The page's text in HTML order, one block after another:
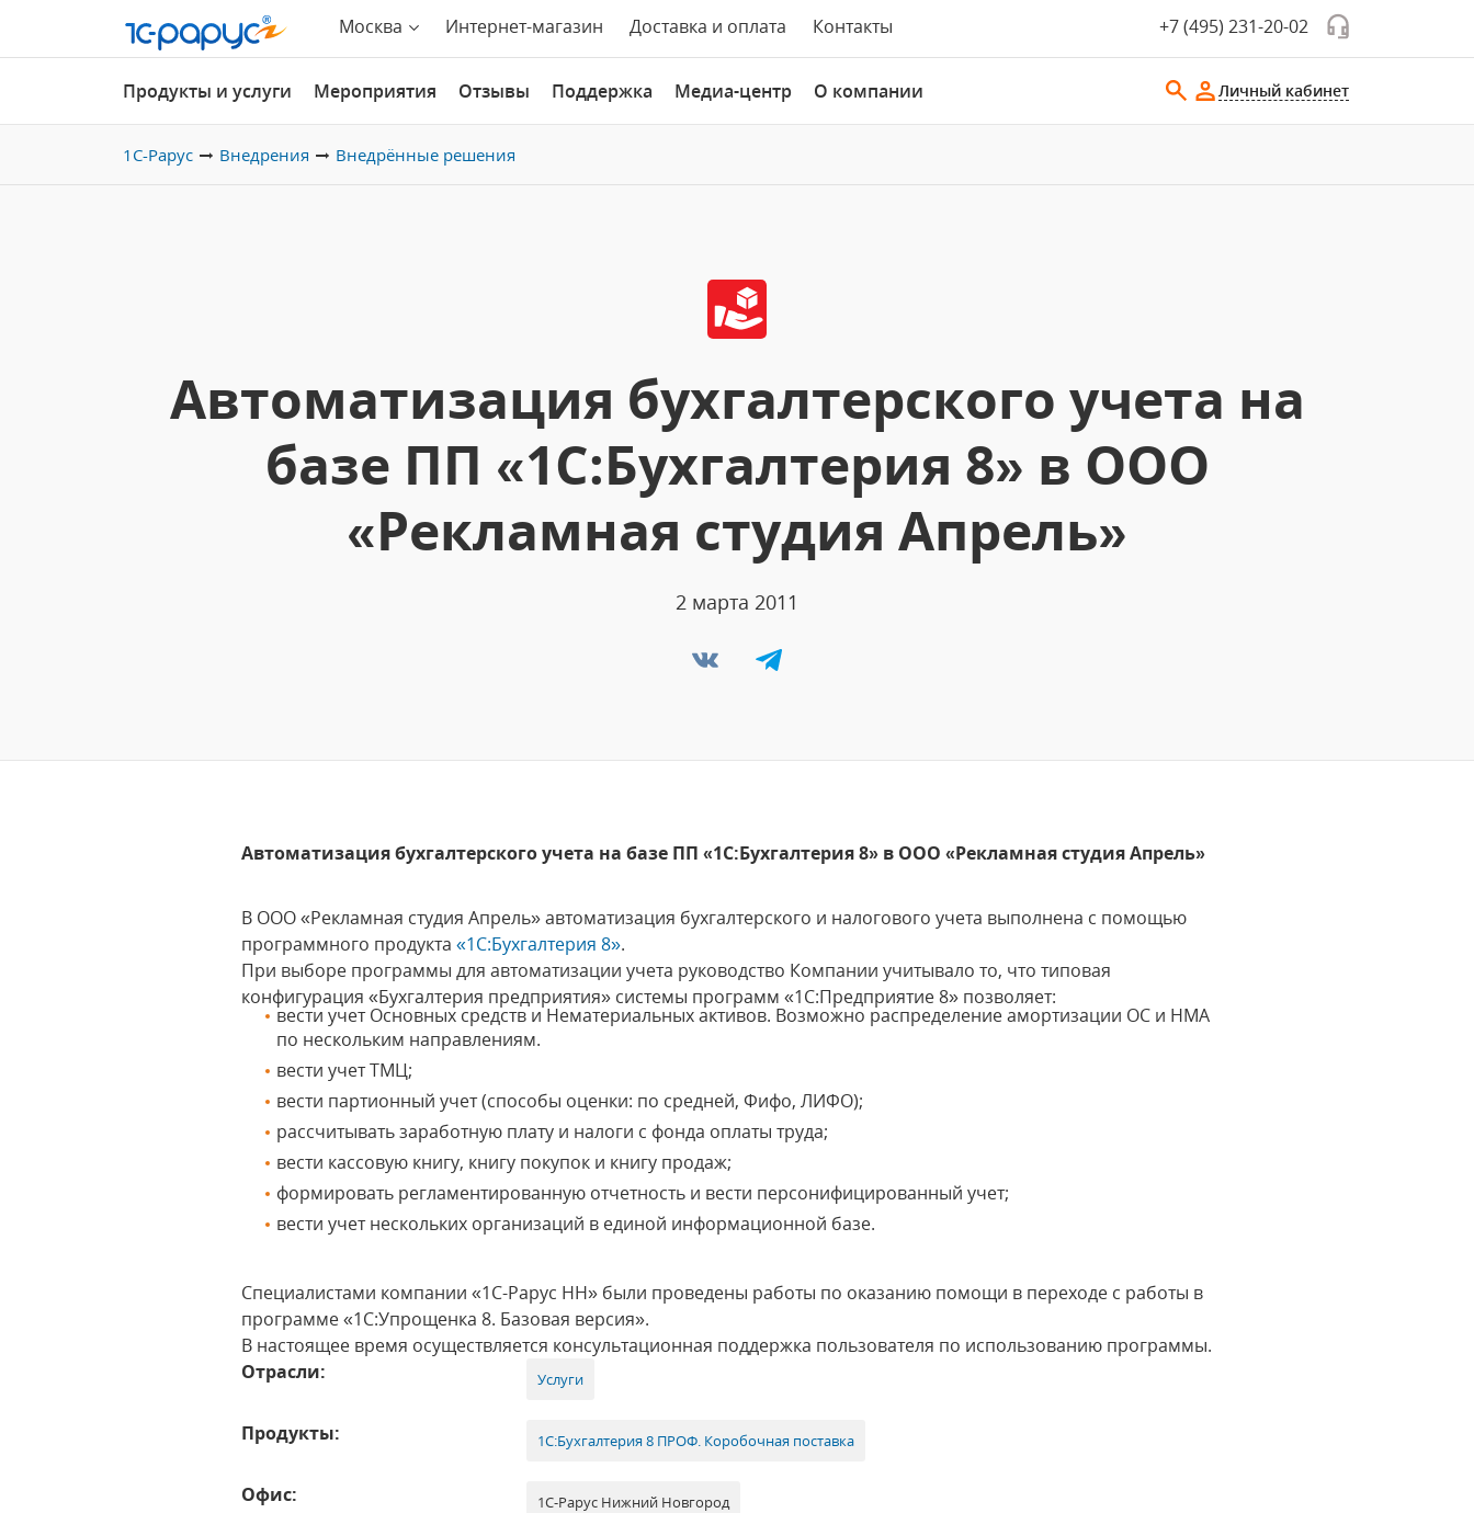
Москва Интернет-магазин Доставка и оплата Контакты +7 (495) 231-20-02
Продукты и услуги Мероприятия Отзывы Поддержка Медиа-центр О компании Личный кабинет
1С-Рарус Внедрения Внедрённые решения
Автоматизация бухгалтерского учета на
базе ПП «1С:Бухгалтерия 8» в ООО
«Рекламная студия Апрель»
2 марта 2011
Автоматизация бухгалтерского учета на базе ПП «1С:Бухгалтерия 8» в ООО «Рекламная студия Апрель»
В ООО «Рекламная студия Апрель» автоматизация бухгалтерского и налогового учета выполнена с помощью
программного продукта«1С:Бухгалтерия 8».
При выборе программы для автоматизации учета руководство Компании учитывало то, что типовая
конфигурация «Бухгалтерия предприятия» системы программ «1С:Предприятие 8» позволяет:
вести учет Основных средств и Нематериальных активов. Возможно распределение амортизации ОС и НМА
по нескольким направлениям.
вести учет ТМЦ;
вести партионный учет (способы оценки: по средней, Фифо, ЛИФО);
рассчитывать заработную плату и налоги с фонда оплаты труда;
вести кассовую книгу, книгу покупок и книгу продаж;
формировать регламентированную отчетность и вести персонифицированный учет;
вести учет нескольких организаций в единой информационной базе.
Специалистами компании «1С-Рарус НН» были проведены работы по оказанию помощи в переходе с работы в
программе «1С:Упрощенка 8. Базовая версия».
В настоящее время осуществляется консультационная поддержка пользователя по использованию программы.
Отрасли:
Услуги
Продукты: 1С:Бухгалтерия 8 ПРОФ. Коробочная поставка
Офис: 1С-Рарус Нижний Новгород